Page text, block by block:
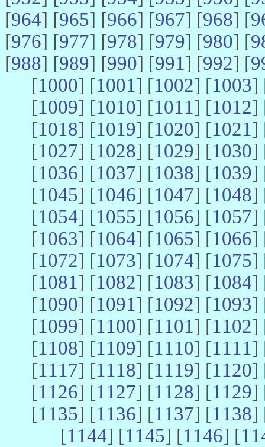
[964] [965] [966] [967] [968] [
[976] [977] [978] [979] [980] [
[988] [989] [990] [991] [992] [
[1000] [1001] [1002] [1003]
[1009] [1010] [1011] [1012]
[1018] [1019] [1020] [1021]
[1027] [1028] [1029] [1030]
[1036] [1037] [1038] [1039]
[1045] [1046] [1047] [1048]
[1054] [1055] [1056] [1057]
[1063] [1064] [1065] [1066]
[1072] [1073] [1074] [1075]
[1081] [1082] [1083] [1084]
[1090] [1091] [1092] [1093]
[1099] [1100] [1101] [1102]
[1108] [1109] [1110] [1111]
[1117] [1118] [1119] [1120]
[1126] [1127] [1128] [1129]
[1135] [1136] [1137] [1138]
[1144] [1145] [1146] [